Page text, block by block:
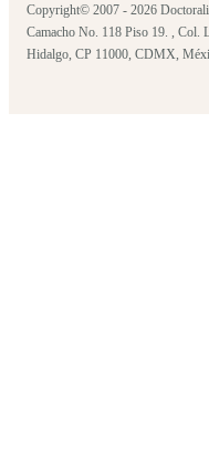
Copyright© 2007 - 2026
Camacho No. 118 Piso 19. , Col.
Hidalgo, CP 11000, CDMX,